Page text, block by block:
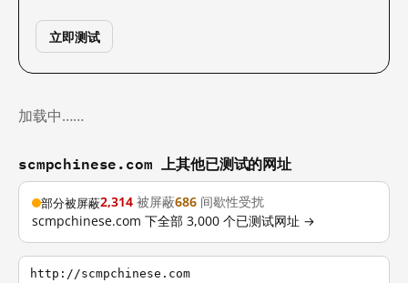
立即测试
加载中……
scmpchinese.com 上其他已测试的网址
部分被屏蔽2,314 被屏蔽686 间歇性受扰
scmpchinese.com 下全部 3,000 个已测试网址 →
http://scmpchinese.com